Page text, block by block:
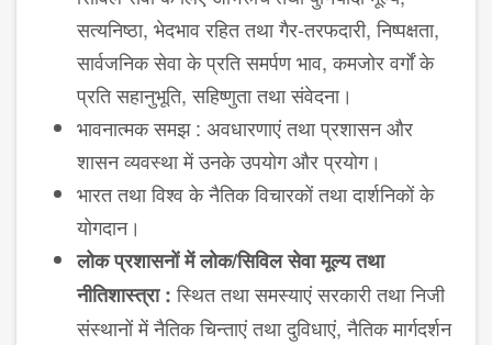
सत्यनिष्ठा, भेदभाव रहित तथा गैर-तरफदारी, निष्पक्षता,
सार्वजनिक सेवा के प्रति समर्पण भाव, कमजोर वर्गों के
प्रति सहानुभूति, सहिष्णुता तथा संवेदना।
भावनात्मक समझ : अवधारणाएं तथा प्रशासन और
शासन व्यवस्था में उनके उपयोग और प्रयोग।
भारत तथा विश्व के नैतिक विचारकों तथा दार्शनिकों के
योगदान।
लोकप्रशासनोंमेंलोक/सिविलसेवामूल्यतथा
नीतिशास्त्रा:स्थित तथा समस्याएं सरकारी तथा निजी
संस्थानों में नैतिक चिन्ताएं तथा दुविधाएं, नैतिक मार्गदर्शन